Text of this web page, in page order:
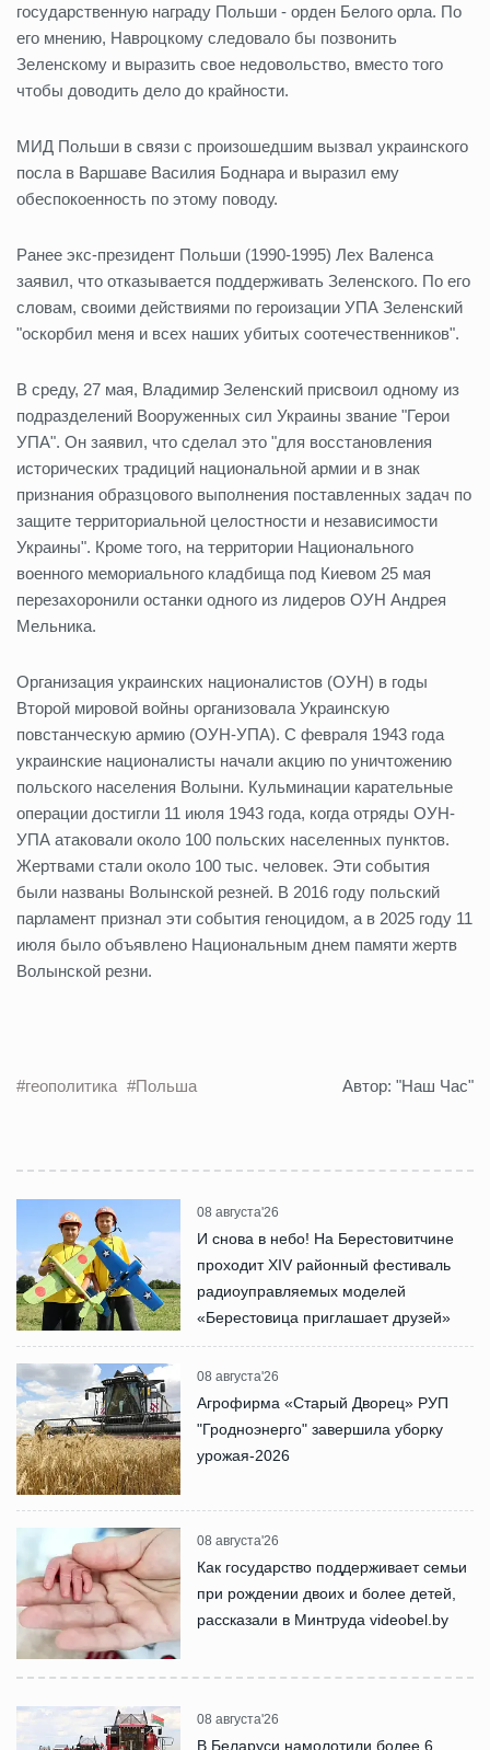
государственную награду Польши - орден Белого орла. По
его мнению, Навроцкому следовало бы позвонить
Зеленскому и выразить свое недовольство, вместо того
чтобы доводить дело до крайности.
МИД Польши в связи с произошедшим вызвал украинского
посла в Варшаве Василия Боднара и выразил ему
обеспокоенность по этому поводу.
Ранее экс-президент Польши (1990-1995) Лех Валенса
заявил, что отказывается поддерживать Зеленского. По его
словам, своими действиями по героизации УПА Зеленский
"оскорбил меня и всех наших убитых соотечественников".
В среду, 27 мая, Владимир Зеленский присвоил одному из
подразделений Вооруженных сил Украины звание "Герои
УПА". Он заявил, что сделал это "для восстановления
исторических традиций национальной армии и в знак
признания образцового выполнения поставленных задач по
защите территориальной целостности и независимости
Украины". Кроме того, на территории Национального
военного мемориального кладбища под Киевом 25 мая
перезахоронили останки одного из лидеров ОУН Андрея
Мельника.
Организация украинских националистов (ОУН) в годы
Второй мировой войны организовала Украинскую
повстанческую армию (ОУН-УПА). С февраля 1943 года
украинские националисты начали акцию по уничтожению
польского населения Волыни. Кульминации карательные
операции достигли 11 июля 1943 года, когда отряды ОУН-
УПА атаковали около 100 польских населенных пунктов.
Жертвами стали около 100 тыс. человек. Эти события
были названы Волынской резней. В 2016 году польский
парламент признал эти события геноцидом, а в 2025 году 11
июля было объявлено Национальным днем памяти жертв
Волынской резни.
#геополитика #Польша Автор: "Наш Час"
08 августа'26
И снова в небо! На Берестовитчине
проходит XIV районный фестиваль
радиоуправляемых моделей
«Берестовица приглашает друзей»
08 августа'26
Агрофирма «Старый Дворец» РУП
"Гродноэнерго" завершила уборку
урожая-2026
08 августа'26
Как государство поддерживает семьи
при рождении двоих и более детей,
рассказали в Минтруда videobel.by
08 августа'26
В Беларуси намолотили более 6